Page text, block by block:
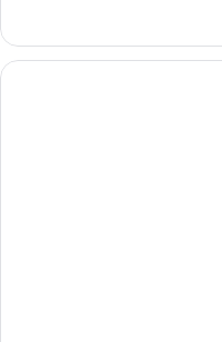
Kamar
Eksekutif
(King